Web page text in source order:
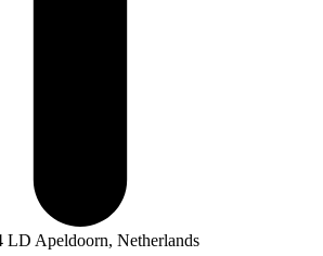
LD Apeldoorn, Netherlands